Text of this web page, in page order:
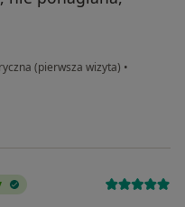
(pierwsza wizyta) •